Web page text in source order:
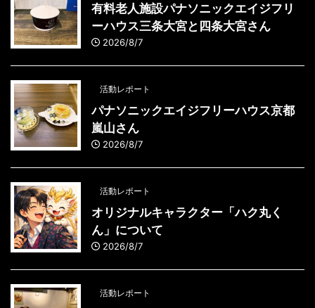
有料老人施設パナソニックエイジフリ
ーハウス三条大宮と四条大宮さん
2026/8/7
活動レポート
パナソニックエイジフリーハウス京都
嵐山さん
2026/8/7
活動レポート
オリジナルキャラクター「ハク丸く
ん」について
2026/8/7
活動レポート